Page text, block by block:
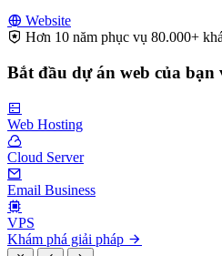
Website
Hơn 10 năm phục vụ 80.000+
Bắt đầu dự án web của
Web Hosting
Cloud Server
Email Business
VPS
Khám phá giải pháp